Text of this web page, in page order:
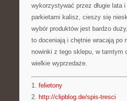
wykorzystywać przez długie lata
parkietami kalisz, cieszy się
wybór produktów jest bardzo
to doceniają i chętnie wracają po
nowinki z tego sklepu, w tamtym
wielkie wyprzedaże.
1. felietony
2. http://clipblog.de/spis-tresci